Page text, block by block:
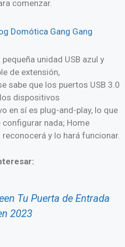
comenzar.
pequeña unidad USB azul y
de extensión,
sabe que los puertos USB 3.0
dispositivos
en sí es plug-and-play, lo que
nada; Home
y lo hará funcionar.
Tu Puerta de Entrada
2023